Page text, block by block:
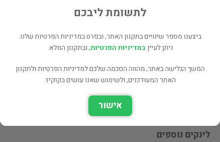
מעוניינים לרכוש את הספר? לחצו כאן
שתף
פרטי המוכר
לינקים נוספים
לתשומת ליבכם
ביצענו מספר שינויים בתקנון האתר, ובפרט במדיניות הפרטיות שלנו.
ניתן לעייןבמדיניות הפרטיות, ובתקנון המלא.
המשך הגלישה באתר, מהווה הסכמה שלכם למדיניות הפרטיות ולתקנון
האתר המעודכנים, ולשימוש שאנו עושים בקוקיז.
אישור